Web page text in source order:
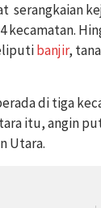
serangkaian
banjir,
di tiga
itu, angin
Utara.